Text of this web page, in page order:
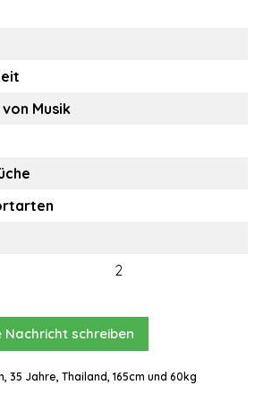
Musik
2
Nachricht schreiben
35 Jahre, Thailand, 165cm und 60kg